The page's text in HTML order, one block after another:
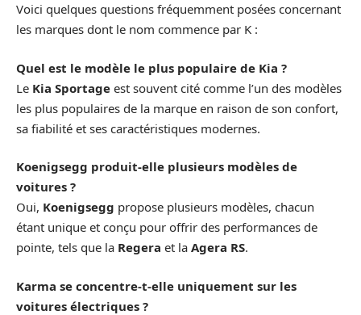
Voici quelques questions fréquemment posées concernant
les marques dont le nom commence par K :
Quel est le modèle le plus populaire de Kia ?
Le Kia Sportage est souvent cité comme l’un des modèles
les plus populaires de la marque en raison de son confort,
sa fiabilité et ses caractéristiques modernes.
Koenigsegg produit-elle plusieurs modèles de
voitures ?
Oui, Koenigsegg propose plusieurs modèles, chacun
étant unique et conçu pour offrir des performances de
pointe, tels que la Regera et la Agera RS.
Karma se concentre-t-elle uniquement sur les
voitures électriques ?